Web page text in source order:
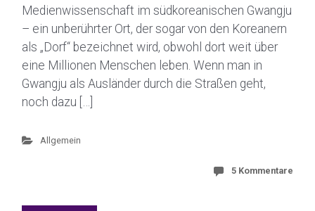
Medienwissenschaft im südkoreanischen Gwangju
– ein unberührter Ort, der sogar von den Koreanern
als „Dorf“ bezeichnet wird, obwohl dort weit über
eine Millionen Menschen leben. Wenn man in
Gwangju als Ausländer durch die Straßen geht,
noch dazu […]
Allgemein
5 Kommentare